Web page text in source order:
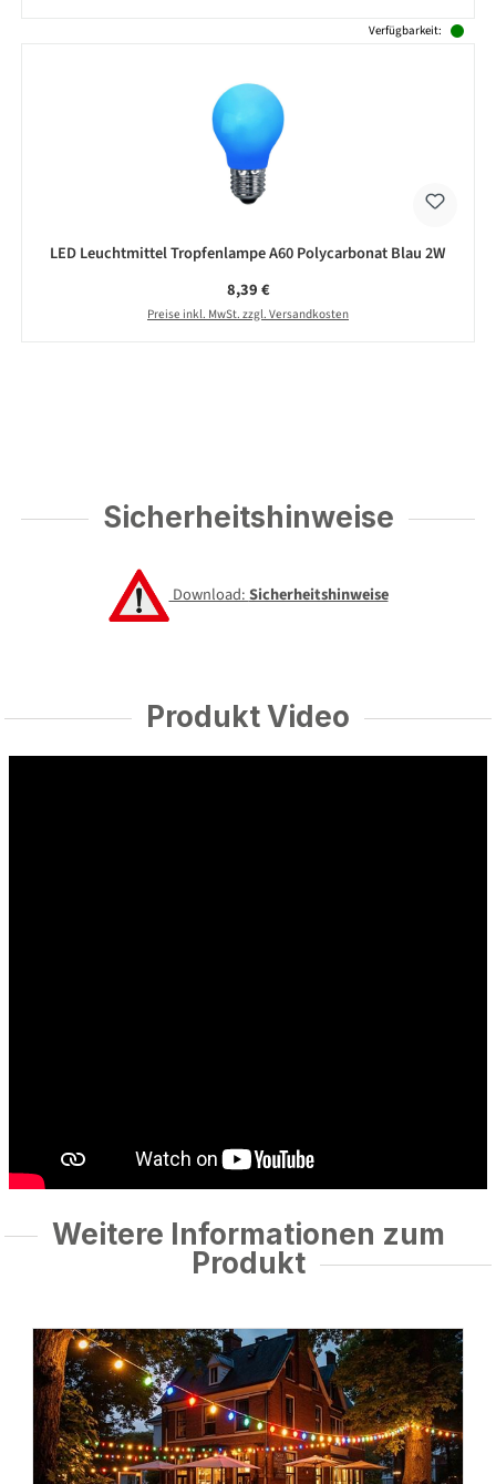
Verfügbarkeit:
LED Leuchtmittel Tropfenlampe A60 Polycarbonat Blau 2W
Regulärer Preis:
8,39 €
Preise inkl. MwSt. zzgl. Versandkosten
Sicherheitshinweise
Download:Sicherheitshinweise
Produkt Video
Weitere Informationen zum
Produkt